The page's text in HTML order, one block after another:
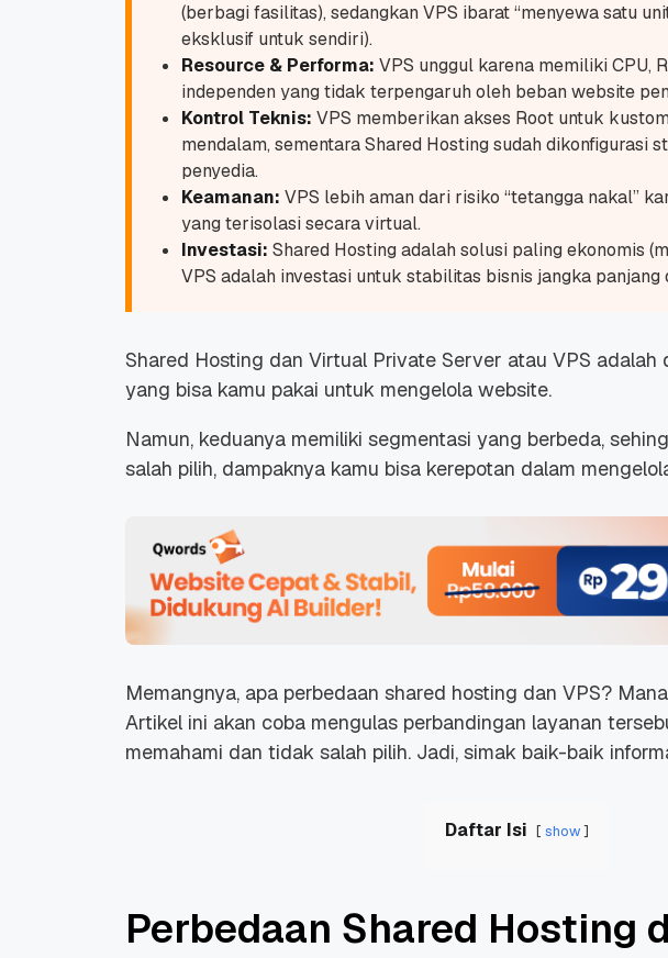
(berbagi fasilitas), sedangkan VPS ibarat “menyewa satu
eksklusif untuk sendiri).
Resource & Performa: VPS unggul karena memiliki CPU,
independen yang tidak terpengaruh oleh beban website
Kontrol Teknis: VPS memberikan akses Root untuk
mendalam, sementara Shared Hosting sudah dikonfigurasi
penyedia.
Keamanan: VPS lebih aman dari risiko “tetangga nakal”
yang terisolasi secara virtual.
Investasi: Shared Hosting adalah solusi paling ekonomis
VPS adalah investasi untuk stabilitas bisnis jangka panjang
Shared Hosting dan Virtual Private Server atau VPS adalah
yang bisa kamu pakai untuk mengelola website.
Namun, keduanya memiliki segmentasi yang berbeda,
salah pilih, dampaknya kamu bisa kerepotan dalam
Memangnya, apa perbedaan shared hosting dan VPS?
Artikel ini akan coba mengulas perbandingan layanan
memahami dan tidak salah pilih. Jadi, simak baik-baik
Daftar Isi show
Perbedaan Shared Hosting